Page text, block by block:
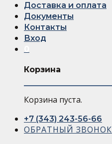
Доставка и оплата
Документы
Контакты
Вход
Корзина
Корзина пуста.
+7 (343) 243-56-66
ОБРАТНЫЙ ЗВОНОК